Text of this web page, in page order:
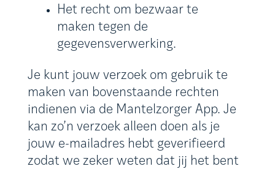
Het recht om bezwaar te
maken tegen de
gegevensverwerking.
Je kunt jouw verzoek om gebruik te
maken van bovenstaande rechten
indienen via de Mantelzorger App. Je
kan zo’n verzoek alleen doen als je
jouw e-mailadres hebt geverifieerd
zodat we zeker weten dat jij het bent